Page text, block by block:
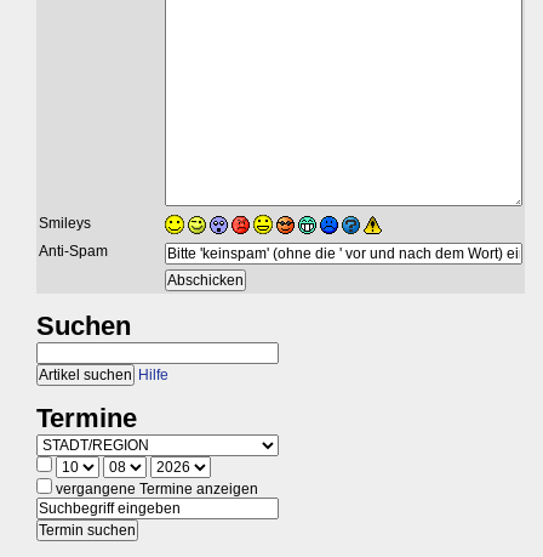
Smileys
Anti-Spam
Suchen
Hilfe
Termine
vergangene Termine anzeigen